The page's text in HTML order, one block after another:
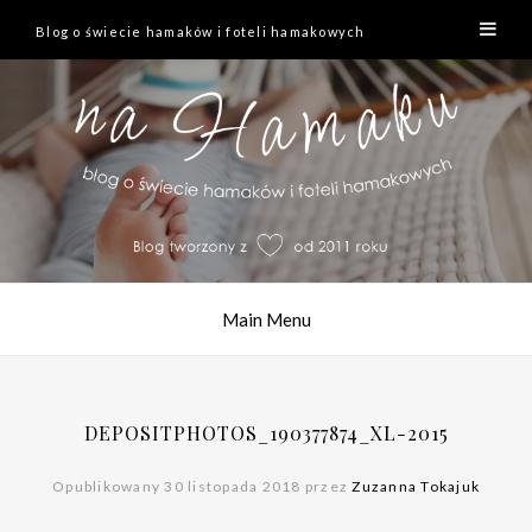
Blog o świecie hamaków i foteli hamakowych
Main Menu
DEPOSITPHOTOS_190377874_XL-2015
Opublikowany 30 listopada 2018 przezZuzanna Tokajuk